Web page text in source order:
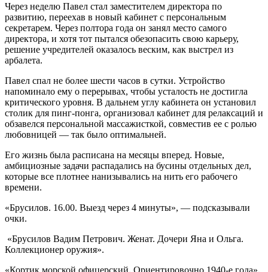
Через неделю Павел стал заместителем директора по
развитию, переехав в новый кабинет с персональным
секретарем. Через полтора года он занял место самого
директора, и хотя тот пытался обезопасить свою карьеру,
решение учредителей оказалось веским, как выстрел из
арбалета.
Павел спал не более шести часов в сутки. Устройство
напоминало ему о перерывах, чтобы усталость не достигла
критического уровня. В дальнем углу кабинета он установил
столик для пинг-понга, организовал кабинет для релаксаций и
обзавелся персональной массажисткой, совместив ее с ролью
любовницей — так было оптимальней.
Его жизнь была расписана на месяцы вперед. Новые,
амбициозные задачи распадались на бусины отдельных дел,
которые все плотнее нанизывались на нить его рабочего
времени.
«Брусилов. 16.00. Выезд через 4 минуты», — подсказывали
очки.
«Брусилов Вадим Петрович. Женат. Дочери Яна и Ольга.
Коллекционер оружия».
«Кортик морской офицерский. Ориентировочно 1940-е года»,